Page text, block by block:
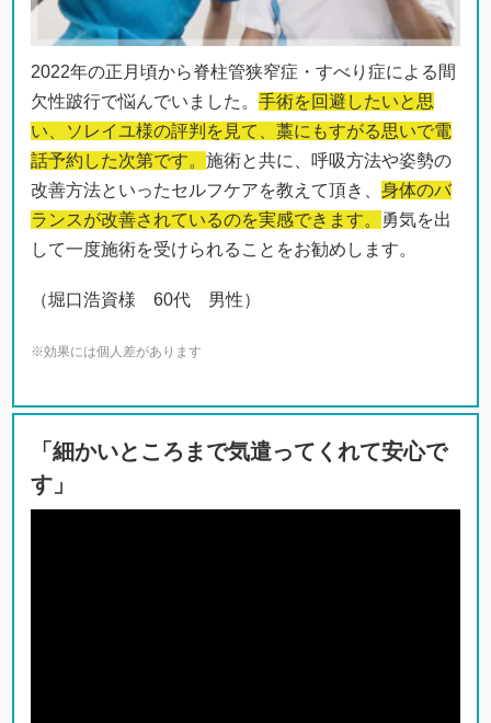
2022年の正月頃から脊柱管狭窄症・すべり症による間
欠性跛行で悩んでいました。 手術を回避したいと思
い、ソレイユ様の評判を見て、藁にもすがる思いで電
話予約した次第です。 施術と共に、呼吸方法や姿勢の
改善方法といったセルフケアを教えて頂き、 身体のバ
ランスが改善されているのを実感できます。
勇気を出
して一度施術を受けられることをお勧めします。
（堀口浩資様 60代 男性）
※効果には個人差があります
「細かいところまで気遣ってくれて安心で
す」